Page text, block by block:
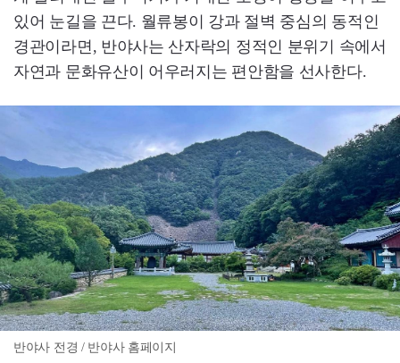
있어 눈길을 끈다. 월류봉이 강과 절벽 중심의 동적인
경관이라면, 반야사는 산자락의 정적인 분위기 속에서
자연과 문화유산이 어우러지는 편안함을 선사한다.
반야사 전경 / 반야사 홈페이지